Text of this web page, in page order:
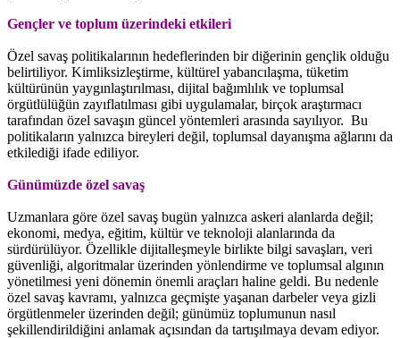
Gençler ve toplum üzerindeki etkileri
Özel savaş politikalarının hedeflerinden bir diğerinin gençlik olduğu
belirtiliyor. Kimliksizleştirme, kültürel yabancılaşma, tüketim
kültürünün yaygınlaştırılması, dijital bağımlılık ve toplumsal
örgütlülüğün zayıflatılması gibi uygulamalar, birçok araştırmacı
tarafından özel savaşın güncel yöntemleri arasında sayılıyor. Bu
politikaların yalnızca bireyleri değil, toplumsal dayanışma ağlarını da
etkilediği ifade ediliyor.
Günümüzde özel savaş
Uzmanlara göre özel savaş bugün yalnızca askeri alanlarda değil;
ekonomi, medya, eğitim, kültür ve teknoloji alanlarında da
sürdürülüyor. Özellikle dijitalleşmeyle birlikte bilgi savaşları, veri
güvenliği, algoritmalar üzerinden yönlendirme ve toplumsal algının
yönetilmesi yeni dönemin önemli araçları haline geldi. Bu nedenle
özel savaş kavramı, yalnızca geçmişte yaşanan darbeler veya gizli
örgütlenmeler üzerinden değil; günümüz toplumunun nasıl
şekillendirildiğini anlamak açısından da tartışılmaya devam ediyor.